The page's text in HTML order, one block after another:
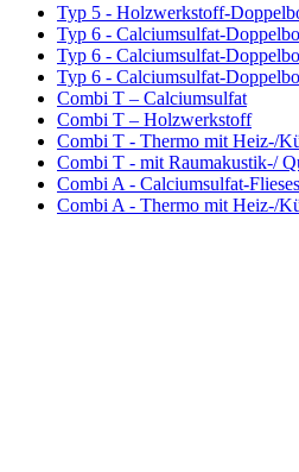
Typ 5 - Holzwerkstoff-
Typ 6 - Calciumsulfat-
Typ 6 - Calciumsulfat-
Typ 6 - Calciumsulfat-
Combi T – Calciumsulfat
Combi T – Holzwerkstoff
Combi T - Thermo mit Heiz-/
Combi T - mit Raumakustik-/
Combi A - Calciumsulfat-
Combi A - Thermo mit Heiz-/